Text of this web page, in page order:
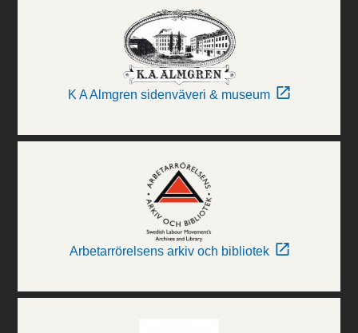
K A Almgren sidenväveri & museum
Arbetarrörelsens arkiv och bibliotek